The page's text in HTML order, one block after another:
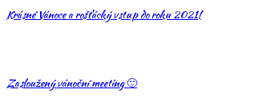
Krásné Vánoce a rošťácký vstup do roku 2021!
Zasloužený vánoční meeting 🙂